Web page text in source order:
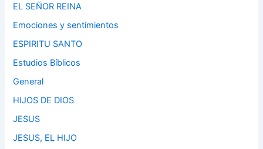
EL SEÑOR REINA
Emociones y sentimientos
ESPIRITU SANTO
Estudios Bíblicos
General
HIJOS DE DIOS
JESUS
JESUS, EL HIJO